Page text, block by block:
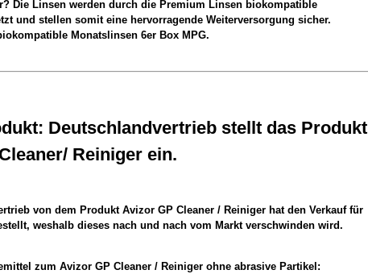
Die Linsen werden durch die Premium Linsen biokompatible
und stellen somit eine hervorragende Weiterversorgung sicher.
Monatslinsen 6er Box MPG.
Deutschlandvertrieb stellt das Produkt
Reiniger ein.
von dem Produkt Avizor GP Cleaner / Reiniger hat den Verkauf für
weshalb dieses nach und nach vom Markt verschwinden wird.
zum Avizor GP Cleaner / Reiniger ohne abrasive Partikel: